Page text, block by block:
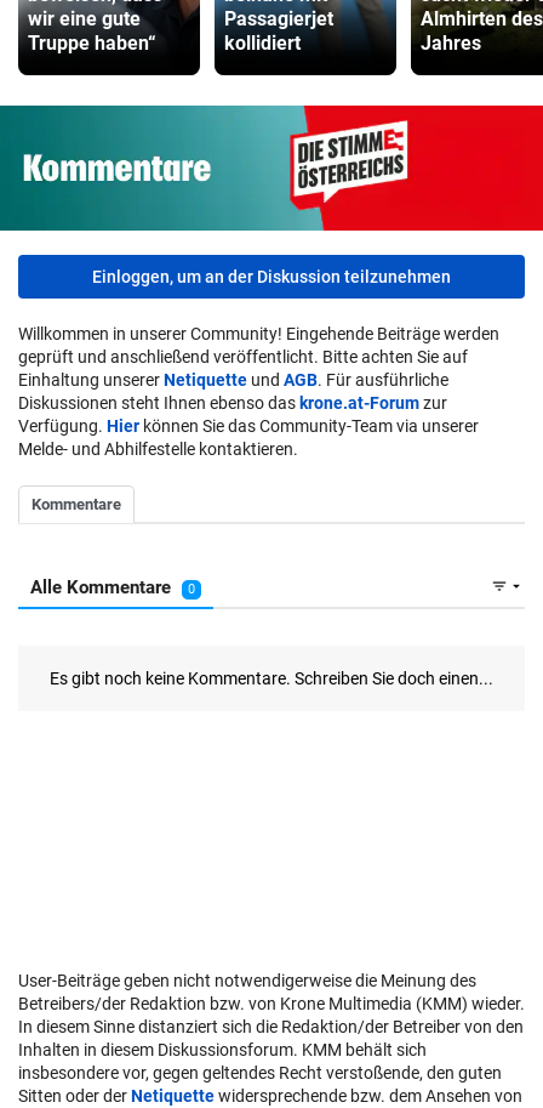
wir eine gute
Truppe haben“
Passagierjet
kollidiert
Almhirten des
Jahres
Einloggen, um an der Diskussion teilzunehmen
Willkommen in unserer Community! Eingehende Beiträge werden
geprüft und anschließend veröffentlicht. Bitte achten Sie auf
Einhaltung unsererNetiquette und AGB. Für ausführliche
Diskussionen steht Ihnen ebenso das krone.at-Forumzur
Verfügung. Hier können Sie das Community-Team via unserer
Melde- und Abhilfestelle kontaktieren.
User-Beiträge geben nicht notwendigerweise die Meinung des
Betreibers/der Redaktion bzw. von Krone Multimedia (KMM) wieder.
In diesem Sinne distanziert sich die Redaktion/der Betreiber von den
Inhalten in diesem Diskussionsforum. KMM behält sich
insbesondere vor, gegen geltendes Recht verstoßende, den guten
Sitten oder derNetiquettewidersprechende bzw. dem Ansehen von